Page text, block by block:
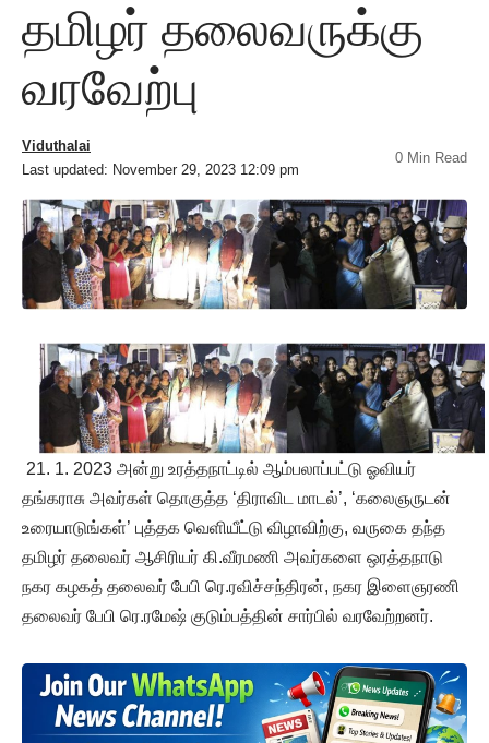
தமிழர் தலைவருக்கு
வரவேற்பு
Last updated: November 29, 2023 12:09 pm
Viduthalai
0 Min Read
21. 1. 2023 அன்று உரத்தநாட்டில் ஆம்பலாப்பட்டு ஓவியர்
தங்கராசு அவர்கள் தொகுத்த ‘திராவிட மாடல்’, ‘கலைஞருடன்
உரையாடுங்கள்’ புத்தக வெளியீட்டு விழாவிற்கு, வருகை தந்த
தமிழர் தலைவர் ஆசிரியர் கி.வீரமணி அவர்களை ஒரத்தநாடு
நகர கழகத் தலைவர் பேபி ரெ.ரவிச்சந்திரன், நகர இளைஞரணி
தலைவர் பேபி ரெ.ரமேஷ் குடும்பத்தின் சார்பில் வரவேற்றனர்.